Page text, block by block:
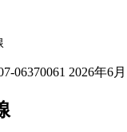
06370061 2026年6